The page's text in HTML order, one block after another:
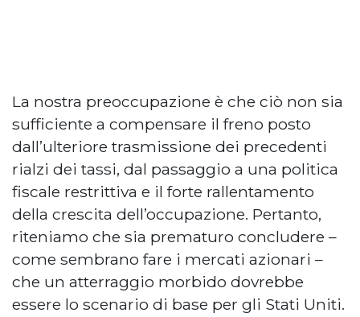
La nostra preoccupazione è che ciò non sia
sufficiente a compensare il freno posto
dall’ulteriore trasmissione dei precedenti
rialzi dei tassi, dal passaggio a una politica
fiscale restrittiva e il forte rallentamento
della crescita dell’occupazione. Pertanto,
riteniamo che sia prematuro concludere –
come sembrano fare i mercati azionari –
che un atterraggio morbido dovrebbe
essere lo scenario di base per gli Stati Uniti.